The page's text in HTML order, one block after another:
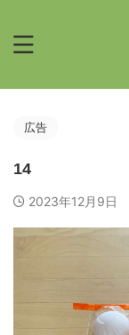
広告
14
2023年12月9日